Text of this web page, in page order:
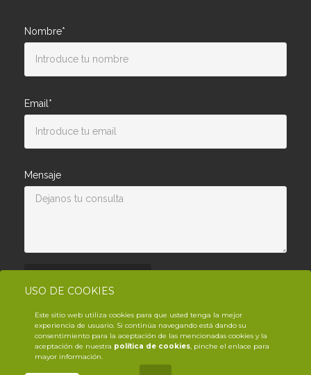
USO DE COOKIES
Este sitio web utiliza cookies para que usted tenga la mejor
experiencia de usuario. Si continúa navegando está dando su
consentimiento para la aceptación de las mencionadas cookies y la
aceptación de nuestra política de cookies, pinche el enlace para
mayor información.
Nombre*
Email*
Mensaje